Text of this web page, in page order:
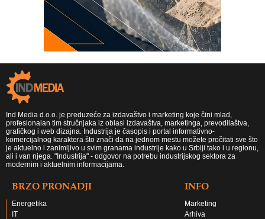
Ind Media d.o.o. je preduzeće za izdavaštvo i marketing koje čini mlad,
profesionalan tim stručnjaka iz oblasi izdavaštva, marketinga, prevodilaštva,
grafičkog i web dizajna. Industrija je časopis i portal informativno-
komercijalnog karaktera što znači da na jednom mestu možete pročitati sve što
je aktuelno i zanimljivo u svim granama industrije kako u Srbiji tako i u regionu,
ali i van njega. "Industrija" - odgovor na potrebu industrijskog sektora za
modernim i aktuelnim informacijama.
BRZO PRONADJI
Energetika
IT
INFO
Marketing
Arhiva